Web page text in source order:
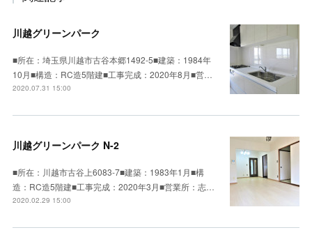
川越グリーンパーク
■所在：埼玉県川越市古谷本郷1492-5■建築：1984年
10月■構造：RC造5階建■工事完成：2020年8月■営…
2020.07.31 15:00
川越グリーンパーク N-2
■所在：川越市古谷上6083-7■建築：1983年1月■構
造：RC造5階建■工事完成：2020年3月■営業所：志…
2020.02.29 15:00